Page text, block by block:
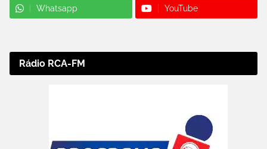
Whatsapp YouTube
Rádio RCA-FM